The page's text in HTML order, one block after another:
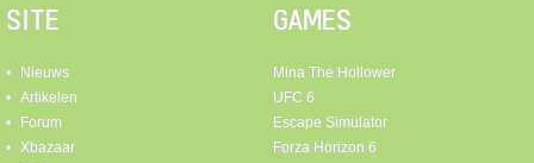
SITE
Nieuws
Artikelen
Forum
Xbazaar
GAMES
Mina The Hollower
UFC 6
Escape Simulator
Forza Horizon 6